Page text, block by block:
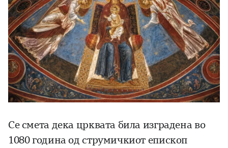
Се смета дека црквата била изградена во
1080 година од струмичкиот епископ